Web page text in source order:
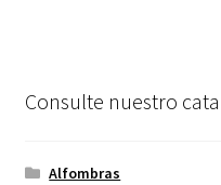
Consulte nuestro
Alfombras